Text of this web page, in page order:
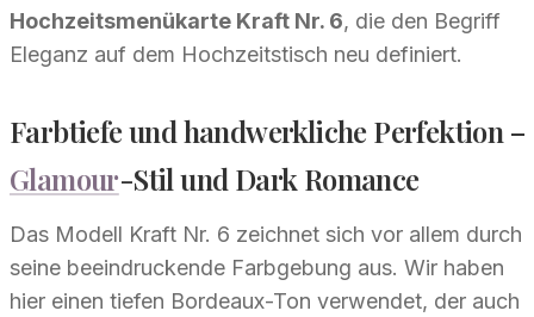
Hochzeitsmenükarte Kraft Nr. 6, die den Begriff
Eleganz auf dem Hochzeitstisch neu definiert.
Farbtiefe und handwerkliche Perfektion –
Glamour-Stil und Dark Romance
Das Modell Kraft Nr. 6 zeichnet sich vor allem durch
seine beeindruckende Farbgebung aus. Wir haben
hier einen tiefen Bordeaux-Ton verwendet, der auch